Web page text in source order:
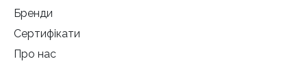
Бренди
Сертифікати
Про нас